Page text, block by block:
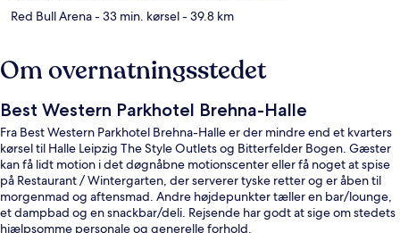
Red Bull Arena- 33 min. kørsel- 39.8 km
Om overnatningsstedet
Best Western Parkhotel Brehna-Halle
Fra Best Western Parkhotel Brehna-Halle er der mindre end et kvarters
kørsel til Halle Leipzig The Style Outlets og Bitterfelder Bogen. Gæster
kan få lidt motion i det døgnåbne motionscenter eller få noget at spise
på Restaurant / Wintergarten, der serverer tyske retter og er åben til
morgenmad og aftensmad. Andre højdepunkter tæller en bar/lounge,
et dampbad og en snackbar/deli. Rejsende har godt at sige om stedets
hjælpsomme personale og generelle forhold.